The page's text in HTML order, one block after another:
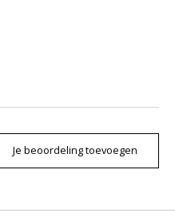
Je beoordeling toevoegen